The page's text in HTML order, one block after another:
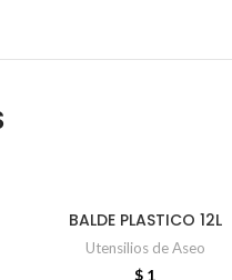
AÑADIR AL CARRITO
BALDE PLASTICO 12L
Utensilios de Aseo
$ 1